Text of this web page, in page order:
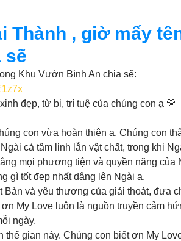
thông báo
Hỏi và Đáp Trích dẫn trong kinh
Thành , giờ mấy
sẽ
Khu Vườn Bình An chia sẽ:
đẹp, từ bi, trí tuệ của chúng con ạ 💛
con vừa hoàn thiện ạ. Chúng con
cả tâm linh lẫn vật chất, trong khi
mọi phương tiện và quyền năng của
gì tốt đẹp nhất dâng lên Ngài ạ.
ngày.
gian này. Chúng con biết ơn My